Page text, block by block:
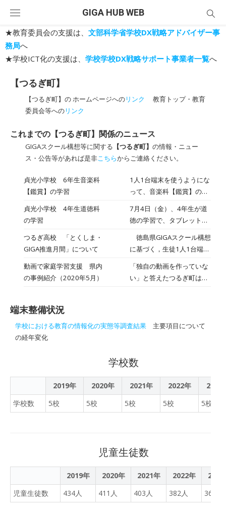
content
GIGA HUB WEB
★教育委員会の支援は、 文部科学省学校DX戦略アドバイザー事
務局へ
★学校ICT化の支援は、 学校学校DX戦略サポート事業者一覧へ
【つるぎ町】
【つるぎ町】の ホームページへのリンク
教育トップ・教育
委員会等へのリンク
これまでの【つるぎ町】関係のニュース
GIGAスクール構想等に関する 【つるぎ町】 の情報・ニュー
ス・公告等があれば是非こちらからご連絡ください。
貞光小学校 6年生音楽科
【鑑賞】の学習
1人1台端末を使うようにな
って、音楽科【鑑賞】の授
を聴いた後、自分でもう一
度聴きたい部分を自分のペ
ースで繰り返し聴くことが
できるようになりました。
スプリッターを使うと、友
達と一緒に聴くことができ
ます♪ この日は「ジャズ」
能しました。鑑賞曲が、与
したのは、1人1台端末の環
境だからこそ実現できたこ
とです。
貞光小学校 4年生道徳科
の学習
7月4日（金）、4年生が道
徳の学習で、タブレットに
んなで共有しています。
「端末を文房具のように当
たり前に使う」が身につい
ています。 友達が書き込ん
つるぎ高校 「とくしま・
GIGA推進月間」について
徳島県GIGAスクール構想
に基づく，生徒1人1台端末
して，学習指導要領が目指
す主体的・対話的で深い学
強力に推進する。
動画で家庭学習支援 県内
の事例紹介（2020年5月）
「独自の動画を作っていな
い」と答えたつるぎ町は
端末整備状況
学校における教育の情報化の実態等調査結果 主要項目について
の経年変化
学校数
2019年 2020年 2021年 2022年
2023
学校数
5校 5校 5校 5校 5校
児童生徒数
2019年 2020年 2021年 2022年
2023
児童生徒数
434人 411人 403人 382人 364人